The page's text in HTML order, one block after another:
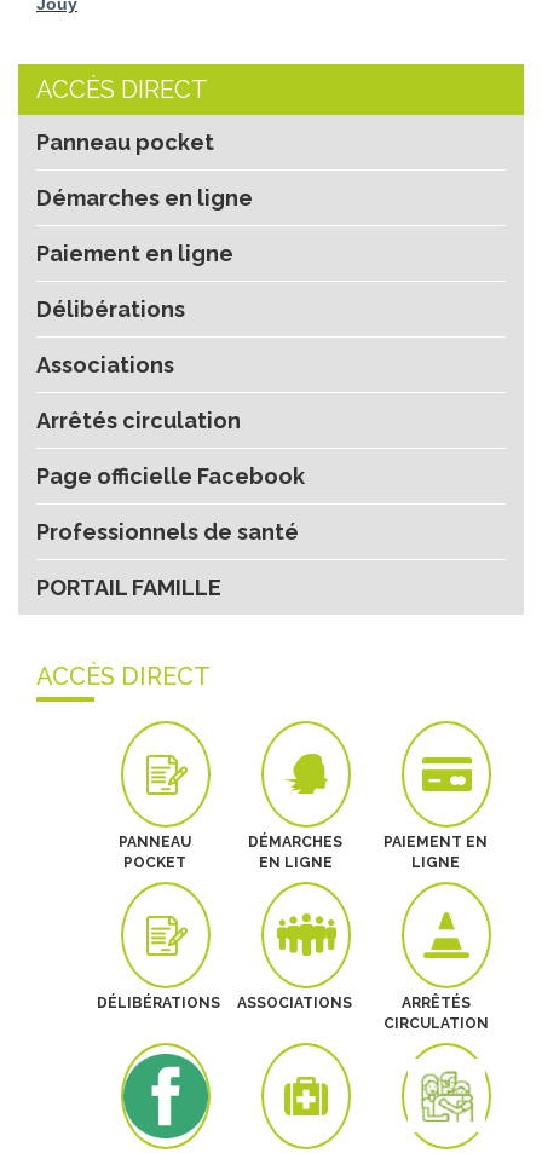
ACCÈS DIRECT
Panneau pocket
Démarches en ligne
Paiement en ligne
Délibérations
Associations
Arrêtés circulation
Page officielle Facebook
Professionnels de santé
PORTAIL FAMILLE
ACCÈS DIRECT
PANNEAU
POCKET
DÉMARCHES
EN LIGNE
PAIEMENT EN
LIGNE
DÉLIBÉRATIONS ASSOCIATIONS
ARRÊTÉS
CIRCULATION